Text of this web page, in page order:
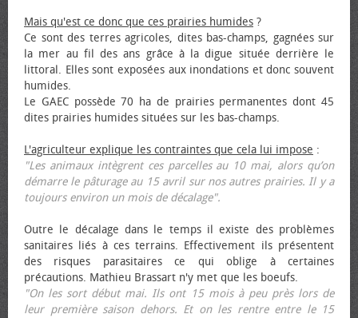
Mais qu'est ce donc que ces prairies humides ?
Ce sont des terres agricoles, dites bas-champs, gagnées sur
la mer au fil des ans grâce à la digue située derrière le
littoral. Elles sont exposées aux inondations et donc souvent
humides.
Le GAEC possède 70 ha de prairies permanentes dont 45
dites prairies humides situées sur les bas-champs.
L'agriculteur explique les contraintes que cela lui impose :
"Les animaux intègrent ces parcelles au 10 mai, alors qu’on
démarre le pâturage au 15 avril sur nos autres prairies. Il y a
toujours environ un mois de décalage".
Outre le décalage dans le temps il existe des problèmes
sanitaires liés à ces terrains. Effectivement ils présentent
des risques parasitaires ce qui oblige à certaines
précautions. Mathieu Brassart n'y met que les bœufs.
"On les sort début mai. Ils ont 15 mois à peu près lors de
leur première saison dehors. Et on les rentre entre le 15